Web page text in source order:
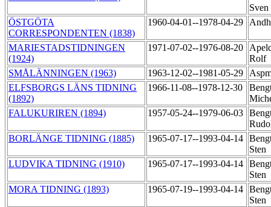
ÖSTGÖTA
CORRESPONDENTEN (1838)
1960-04-01--1978-04-29
MARIESTADSTIDNINGEN
(1924)
1971-07-02--1976-08-20
Rolf
SMÅLÄNNINGEN (1963)
1963-12-02--1981-05-29
ELFSBORGS LÄNS TIDNING
(1892)
1966-11-08--1978-12-30
FALUKURIREN (1894)
1957-05-24--1979-06-03
BORLÄNGE TIDNING (1885)
1965-07-17--1993-04-14
Sten
LUDVIKA TIDNING (1910)
1965-07-17--1993-04-14
Sten
MORA TIDNING (1893)
1965-07-19--1993-04-14
Sten